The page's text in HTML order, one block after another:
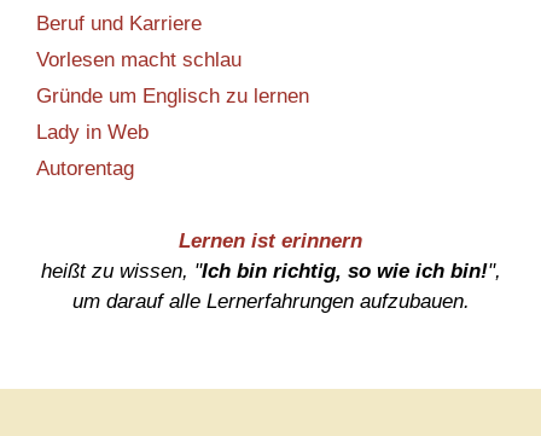
Beruf und Karriere
Vorlesen macht schlau
Gründe um Englisch zu lernen
Lady in Web
Autorentag
Lernen ist erinnern
heißt zu wissen, "Ich bin richtig, so wie ich bin!",
um darauf alle Lernerfahrungen aufzubauen.